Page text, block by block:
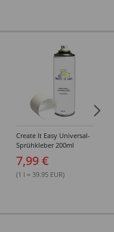
Create It Easy Universal-
Sprühkleber 200ml
(permanent)
7,99 €
(1 l = 39.95 EUR)